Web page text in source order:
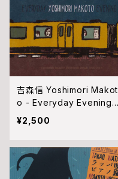
吉森信 Yoshimori Makot
o - Everyday Evening
(CD)
¥2,500